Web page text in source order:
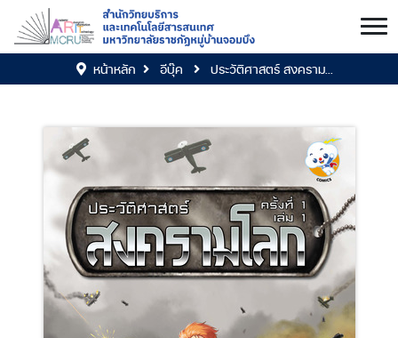
หน้าหลัก อีบุ๊ค ประวัติศาสตร์ สงคราม...